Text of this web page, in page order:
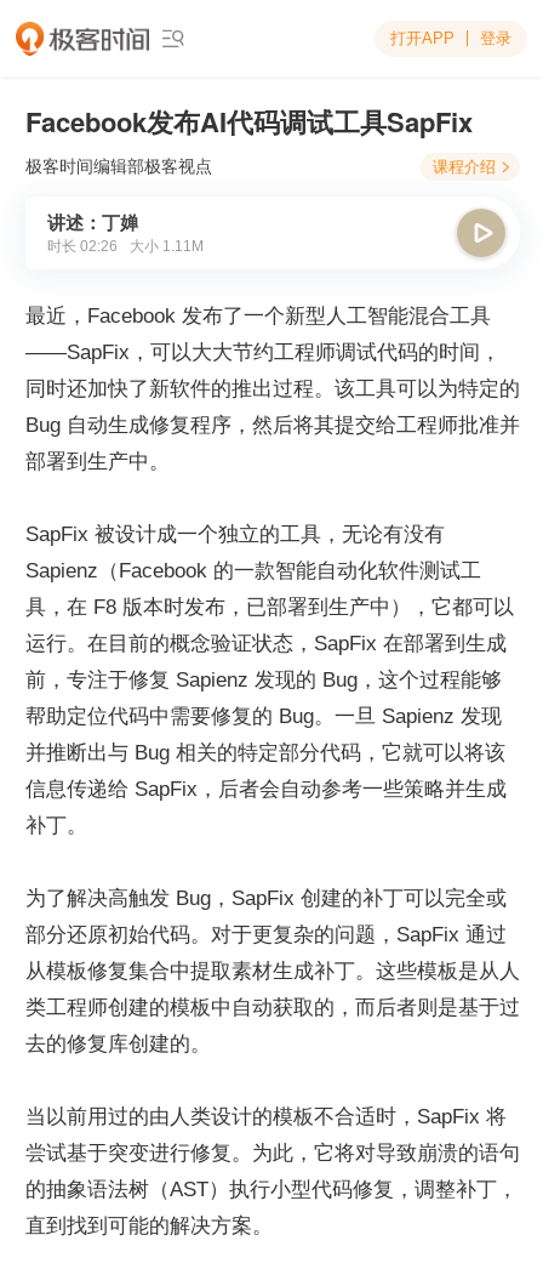
 打开APP 登录
Facebook发布AI代码调试工具SapFix
极客时间编辑部极客视点 课程介绍 
讲述：丁婵
时长 02:26 大小 1.11M

最近，Facebook 发布了一个新型人工智能混合工具
——SapFix，可以大大节约工程师调试代码的时间，
同时还加快了新软件的推出过程。该工具可以为特定的
Bug 自动生成修复程序，然后将其提交给工程师批准并
部署到生产中。
SapFix 被设计成一个独立的工具，无论有没有
Sapienz（Facebook 的一款智能自动化软件测试工
具，在 F8 版本时发布，已部署到生产中），它都可以
运行。在目前的概念验证状态，SapFix 在部署到生成
前，专注于修复 Sapienz 发现的 Bug，这个过程能够
帮助定位代码中需要修复的 Bug。一旦 Sapienz 发现
并推断出与 Bug 相关的特定部分代码，它就可以将该
信息传递给 SapFix，后者会自动参考一些策略并生成
补丁。
为了解决高触发 Bug，SapFix 创建的补丁可以完全或
部分还原初始代码。对于更复杂的问题，SapFix 通过
从模板修复集合中提取素材生成补丁。这些模板是从人
类工程师创建的模板中自动获取的，而后者则是基于过
去的修复库创建的。
当以前用过的由人类设计的模板不合适时，SapFix 将
尝试基于突变进行修复。为此，它将对导致崩溃的语句
的抽象语法树（AST）执行小型代码修复，调整补丁，
直到找到可能的解决方案。